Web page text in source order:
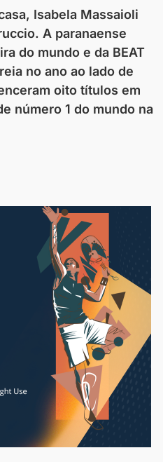
Isabela Massaioli
A paranaense
do mundo e da BEAT
no ano ao lado de
oito títulos em
número 1 do mundo na